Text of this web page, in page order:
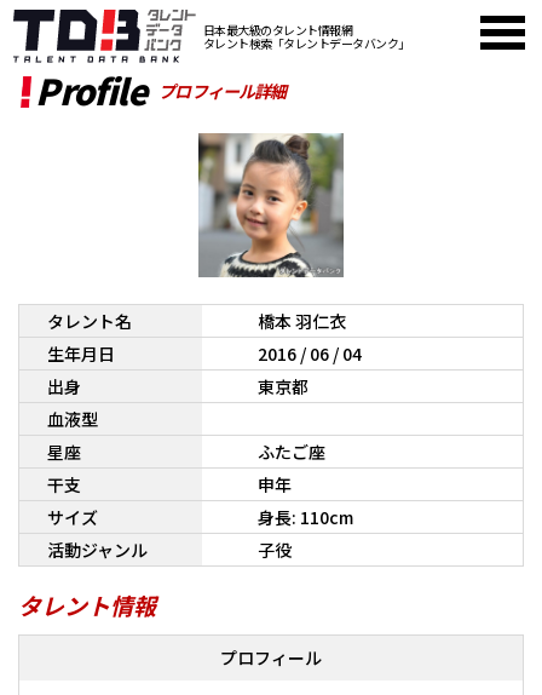
日本最大級のタレント情報網
タレント検索「タレントデータバンク」
Profile プロフィール詳細
タレント名
橋本 羽仁衣
生年月日
2016 / 06 / 04
出身
東京都
血液型
星座
ふたご座
干支
申年
サイズ
身長: 110cm
活動ジャンル
子役
タレント情報
プロフィール